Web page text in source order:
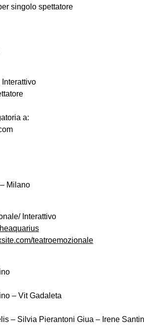
singolo spettatore
a:
Milano
Interattivo
teatroemozionale
– Vit Gadaleta
– Silvia Pierantoni Giua – Irene